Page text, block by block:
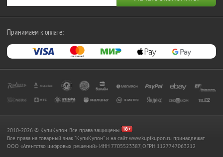
Принимаем к оплате:
2010-2026 © КупиКупон. Все права защищены.
Все права на товарный знак "КупиКупон" и на сайт www.kupikupon.ru принадлежат
OOO «Агентство цифровых решений» ИНН 7705523387, ОГРН 1127747063212